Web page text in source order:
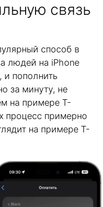
связь
способ в
людей на iPhone
и пополнить
за минуту, не
на примере Т-
процесс примерно
на примере Т-